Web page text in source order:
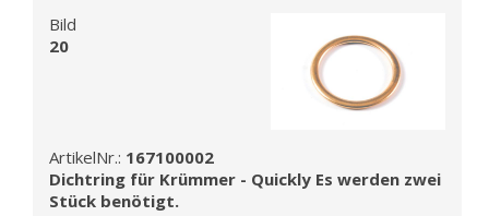
Bild
20
ArtikelNr.: 167100002
Dichtring für Krümmer - Quickly Es werden zwei
Stück benötigt.